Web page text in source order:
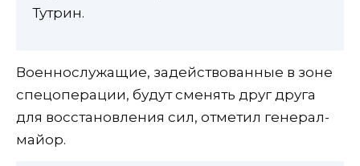
Тутрин.
Военнослужащие, задействованные в зоне
спецоперации, будут сменять друг друга
для восстановления сил, отметил генерал-
майор.